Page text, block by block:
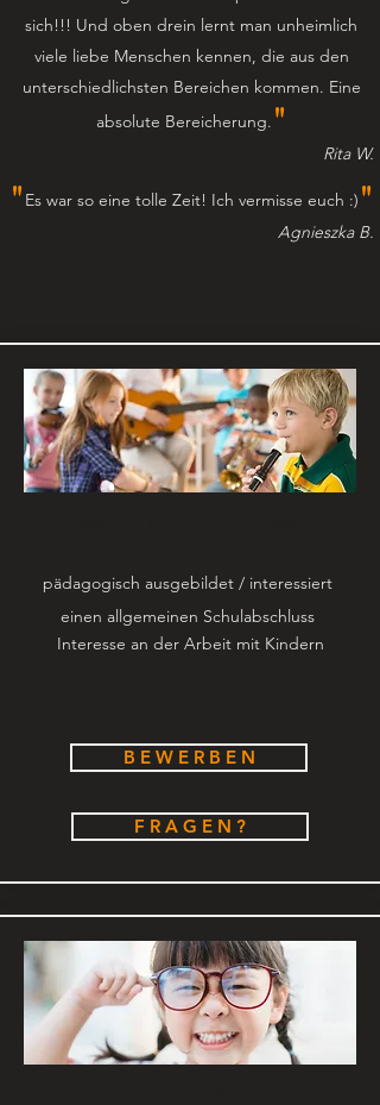
sich!!! Und oben drein lernt man unheimlich
viele liebe Menschen kennen, die aus den
unterschiedlichsten Bereichen kommen. Eine
absolute Bereicherung. "
Rita W.
"Es war so eine tolle Zeit! Ich vermisse euch :) "
Agnieszka B.
pädagogisch ausgebildet / interessiert
einen allgemeinen Schulabschluss
Interesse an der Arbeit mit Kindern
B E W E R B E N
F R A G E N ?